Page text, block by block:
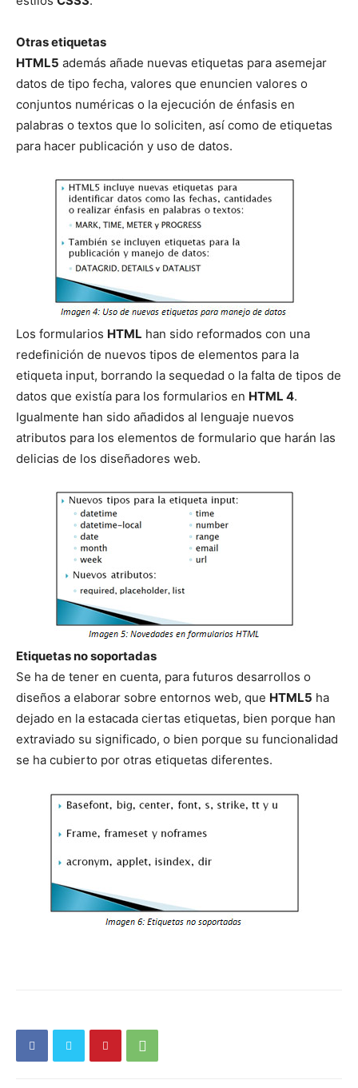
Otras etiquetas
HTML5 además añade nuevas etiquetas para asemejar
datos de tipo fecha, valores que enuncien valores o
conjuntos numéricas o la ejecución de énfasis en
palabras o textos que lo soliciten, así como de etiquetas
para hacer publicación y uso de datos.
Los formularios HTML han sido reformados con una
redefinición de nuevos tipos de elementos para la
etiqueta input, borrando la sequedad o la falta de tipos de
datos que existía para los formularios en HTML 4.
Igualmente han sido añadidos al lenguaje nuevos
atributos para los elementos de formulario que harán las
delicias de los diseñadores web.
Etiquetas no soportadas
Se ha de tener en cuenta, para futuros desarrollos o
diseños a elaborar sobre entornos web, que HTML5 ha
dejado en la estacada ciertas etiquetas, bien porque han
extraviado su significado, o bien porque su funcionalidad
se ha cubierto por otras etiquetas diferentes.